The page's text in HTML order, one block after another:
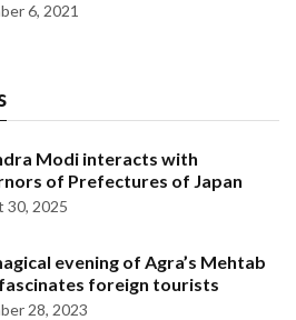
6, 2021
Modi interacts with
of Prefectures of Japan
30, 2025
evening of Agra’s Mehtab
foreign tourists
28, 2023